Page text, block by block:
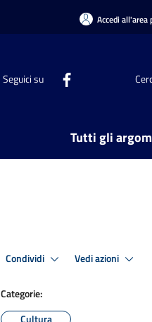
Accedi all'area
Seguici su
Tutti gli
Condividi Vedi azioni
Categorie:
Cultura